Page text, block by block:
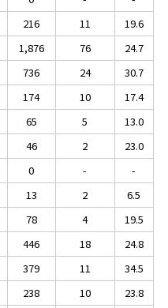
216 11
19.6
1,876 76
24.7
736 24
30.7
174 10
17.4
65 5
13.0
46 2
23.0
0 -
-
13 2
6.5
78 4
19.5
446 18
24.8
379 11
34.5
238 10
23.8